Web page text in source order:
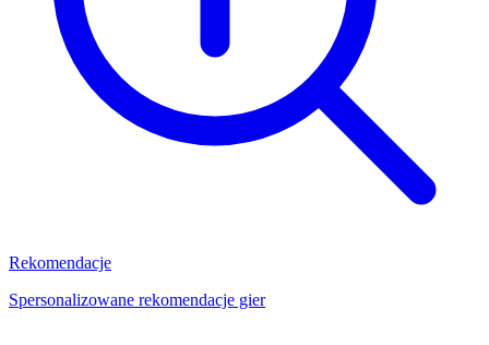
Rekomendacje
Spersonalizowane rekomendacje gier